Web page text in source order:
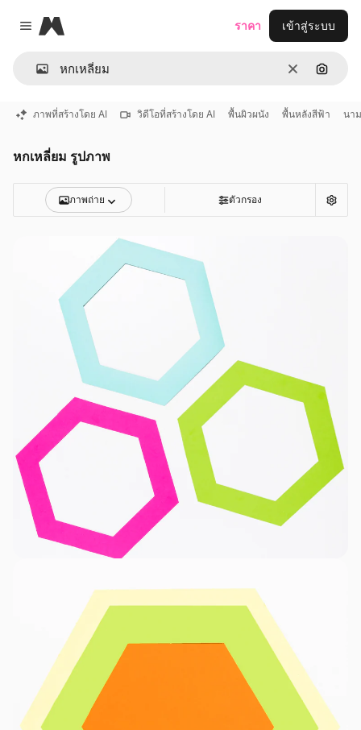
Close menu
Magnific
ชัดเจนค้นหา
ราคา เข้าสู่ระบบ
ภาพที่สร้างโดย AI วิดีโอที่สร้างโดย AI พื้นผิวผนัง พื้นหลังสีฟ้า นา
หกเหลี่ยม รูปภาพ
ภาพถ่าย ตัวกรอง